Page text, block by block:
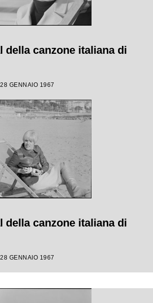
della canzone italiana di
GENNAIO 1967
della canzone italiana di
GENNAIO 1967